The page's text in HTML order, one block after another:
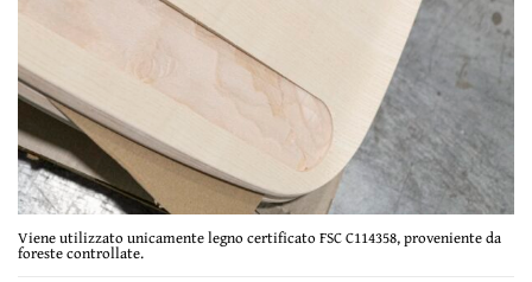
Viene utilizzato unicamente legno certificato FSC C114358, proveniente da
foreste controllate.